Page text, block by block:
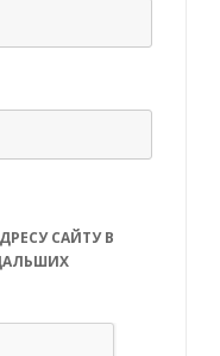
САЙТУ В